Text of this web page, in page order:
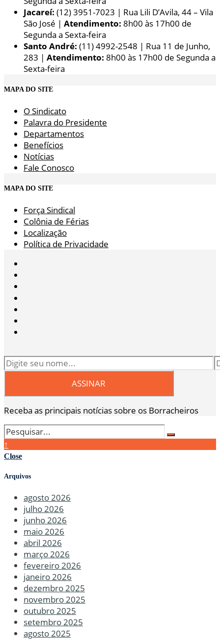
Jacareí: (12) 3951-7023 | Rua Lili D’Avila, 44 – Vila
São José | Atendimento: 8h00 às 17h00 de
Segunda a Sexta-feira
Santo André: (11) 4992-2548 | Rua 11 de Junho,
283 | Atendimento: 8h00 às 17h00 de Segunda a
Sexta-feira
MAPA DO SITE
O Sindicato
Palavra do Presidente
Departamentos
Benefícios
Notícias
Fale Conosco
MAPA DO SITE
Força Sindical
Colônia de Férias
Localização
Política de Privacidade
Receba as principais notícias sobre os Borracheiros
↑
Close
Arquivos
agosto 2026
julho 2026
junho 2026
maio 2026
abril 2026
março 2026
fevereiro 2026
janeiro 2026
dezembro 2025
novembro 2025
outubro 2025
setembro 2025
agosto 2025